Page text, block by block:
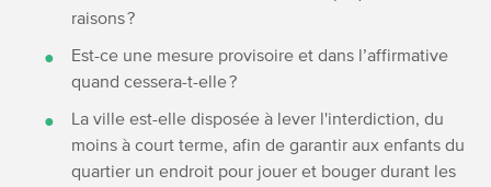
raisons ?
Est-ce une mesure provisoire et dans l’affirmative
quand cessera-t-elle ?
La ville est-elle disposée à lever l'interdiction, du
moins à court terme, afin de garantir aux enfants du
quartier un endroit pour jouer et bouger durant les